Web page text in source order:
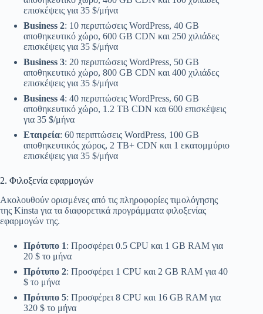
επισκέψεις για 35 $/μήνα
Business 2: 10 περιπτώσεις WordPress, 40 GB
αποθηκευτικό χώρο, 600 GB CDN και 250 χιλιάδες
επισκέψεις για 35 $/μήνα
Business 3: 20 περιπτώσεις WordPress, 50 GB
αποθηκευτικό χώρο, 800 GB CDN και 400 χιλιάδες
επισκέψεις για 35 $/μήνα
Business 4: 40 περιπτώσεις WordPress, 60 GB
αποθηκευτικό χώρο, 1.2 TB CDN και 600 επισκέψεις
για 35 $/μήνα
Εταιρεία: 60 περιπτώσεις WordPress, 100 GB
αποθηκευτικός χώρος, 2 TB+ CDN και 1 εκατομμύριο
επισκέψεις για 35 $/μήνα
2. Φιλοξενία εφαρμογών
Ακολουθούν ορισμένες από τις πληροφορίες τιμολόγησης
της Kinsta για τα διαφορετικά προγράμματα φιλοξενίας
εφαρμογών της.
Πρότυπο 1: Προσφέρει 0.5 CPU και 1 GB RAM για
20 $ το μήνα
Πρότυπο 2: Προσφέρει 1 CPU και 2 GB RAM για 40
$ το μήνα
Πρότυπο 5: Προσφέρει 8 CPU και 16 GB RAM για
320 $ το μήνα